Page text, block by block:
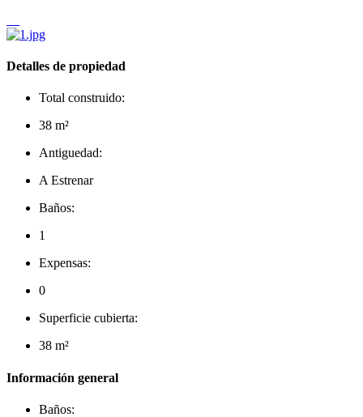
Detalles de propiedad
Total construido:
38 m²
Antiguedad:
A Estrenar
Baños:
1
Expensas:
0
Superficie cubierta:
38 m²
Información general
Baños: